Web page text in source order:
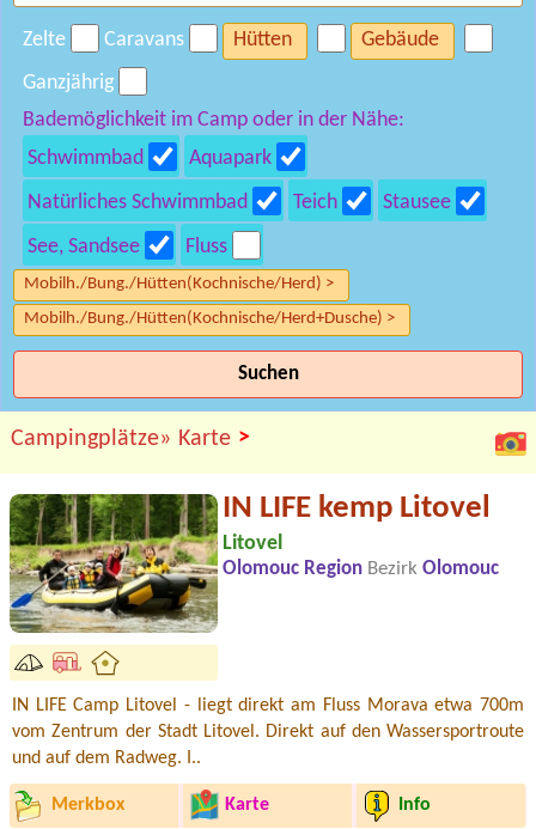
Zelte Caravans Hütten
Gebäude
Ganzjährig
Bademöglichkeit im Camp oder in der Nähe:
Schwimmbad
Aquapark
Natürliches Schwimmbad
Teich
Stausee
See, Sandsee
Fluss
Mobilh./Bung./Hütten(Kochnische/Herd) >
Mobilh./Bung./Hütten(Kochnische/Herd+Dusche) >
Suchen
Campingplätze» Karte >
IN LIFE kemp Litovel
Litovel
Olomouc Region Bezirk Olomouc
IN LIFE Camp Litovel - liegt direkt am Fluss Morava etwa 700m
vom Zentrum der Stadt Litovel. Direkt auf den Wassersportroute
und auf dem Radweg. I..
Merkbox Karte Info